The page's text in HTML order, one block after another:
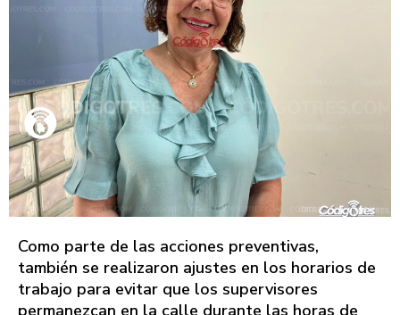
Como parte de las acciones preventivas,
también se realizaron ajustes en los horarios de
trabajo para evitar que los supervisores
permanezcan en la calle durante las horas de